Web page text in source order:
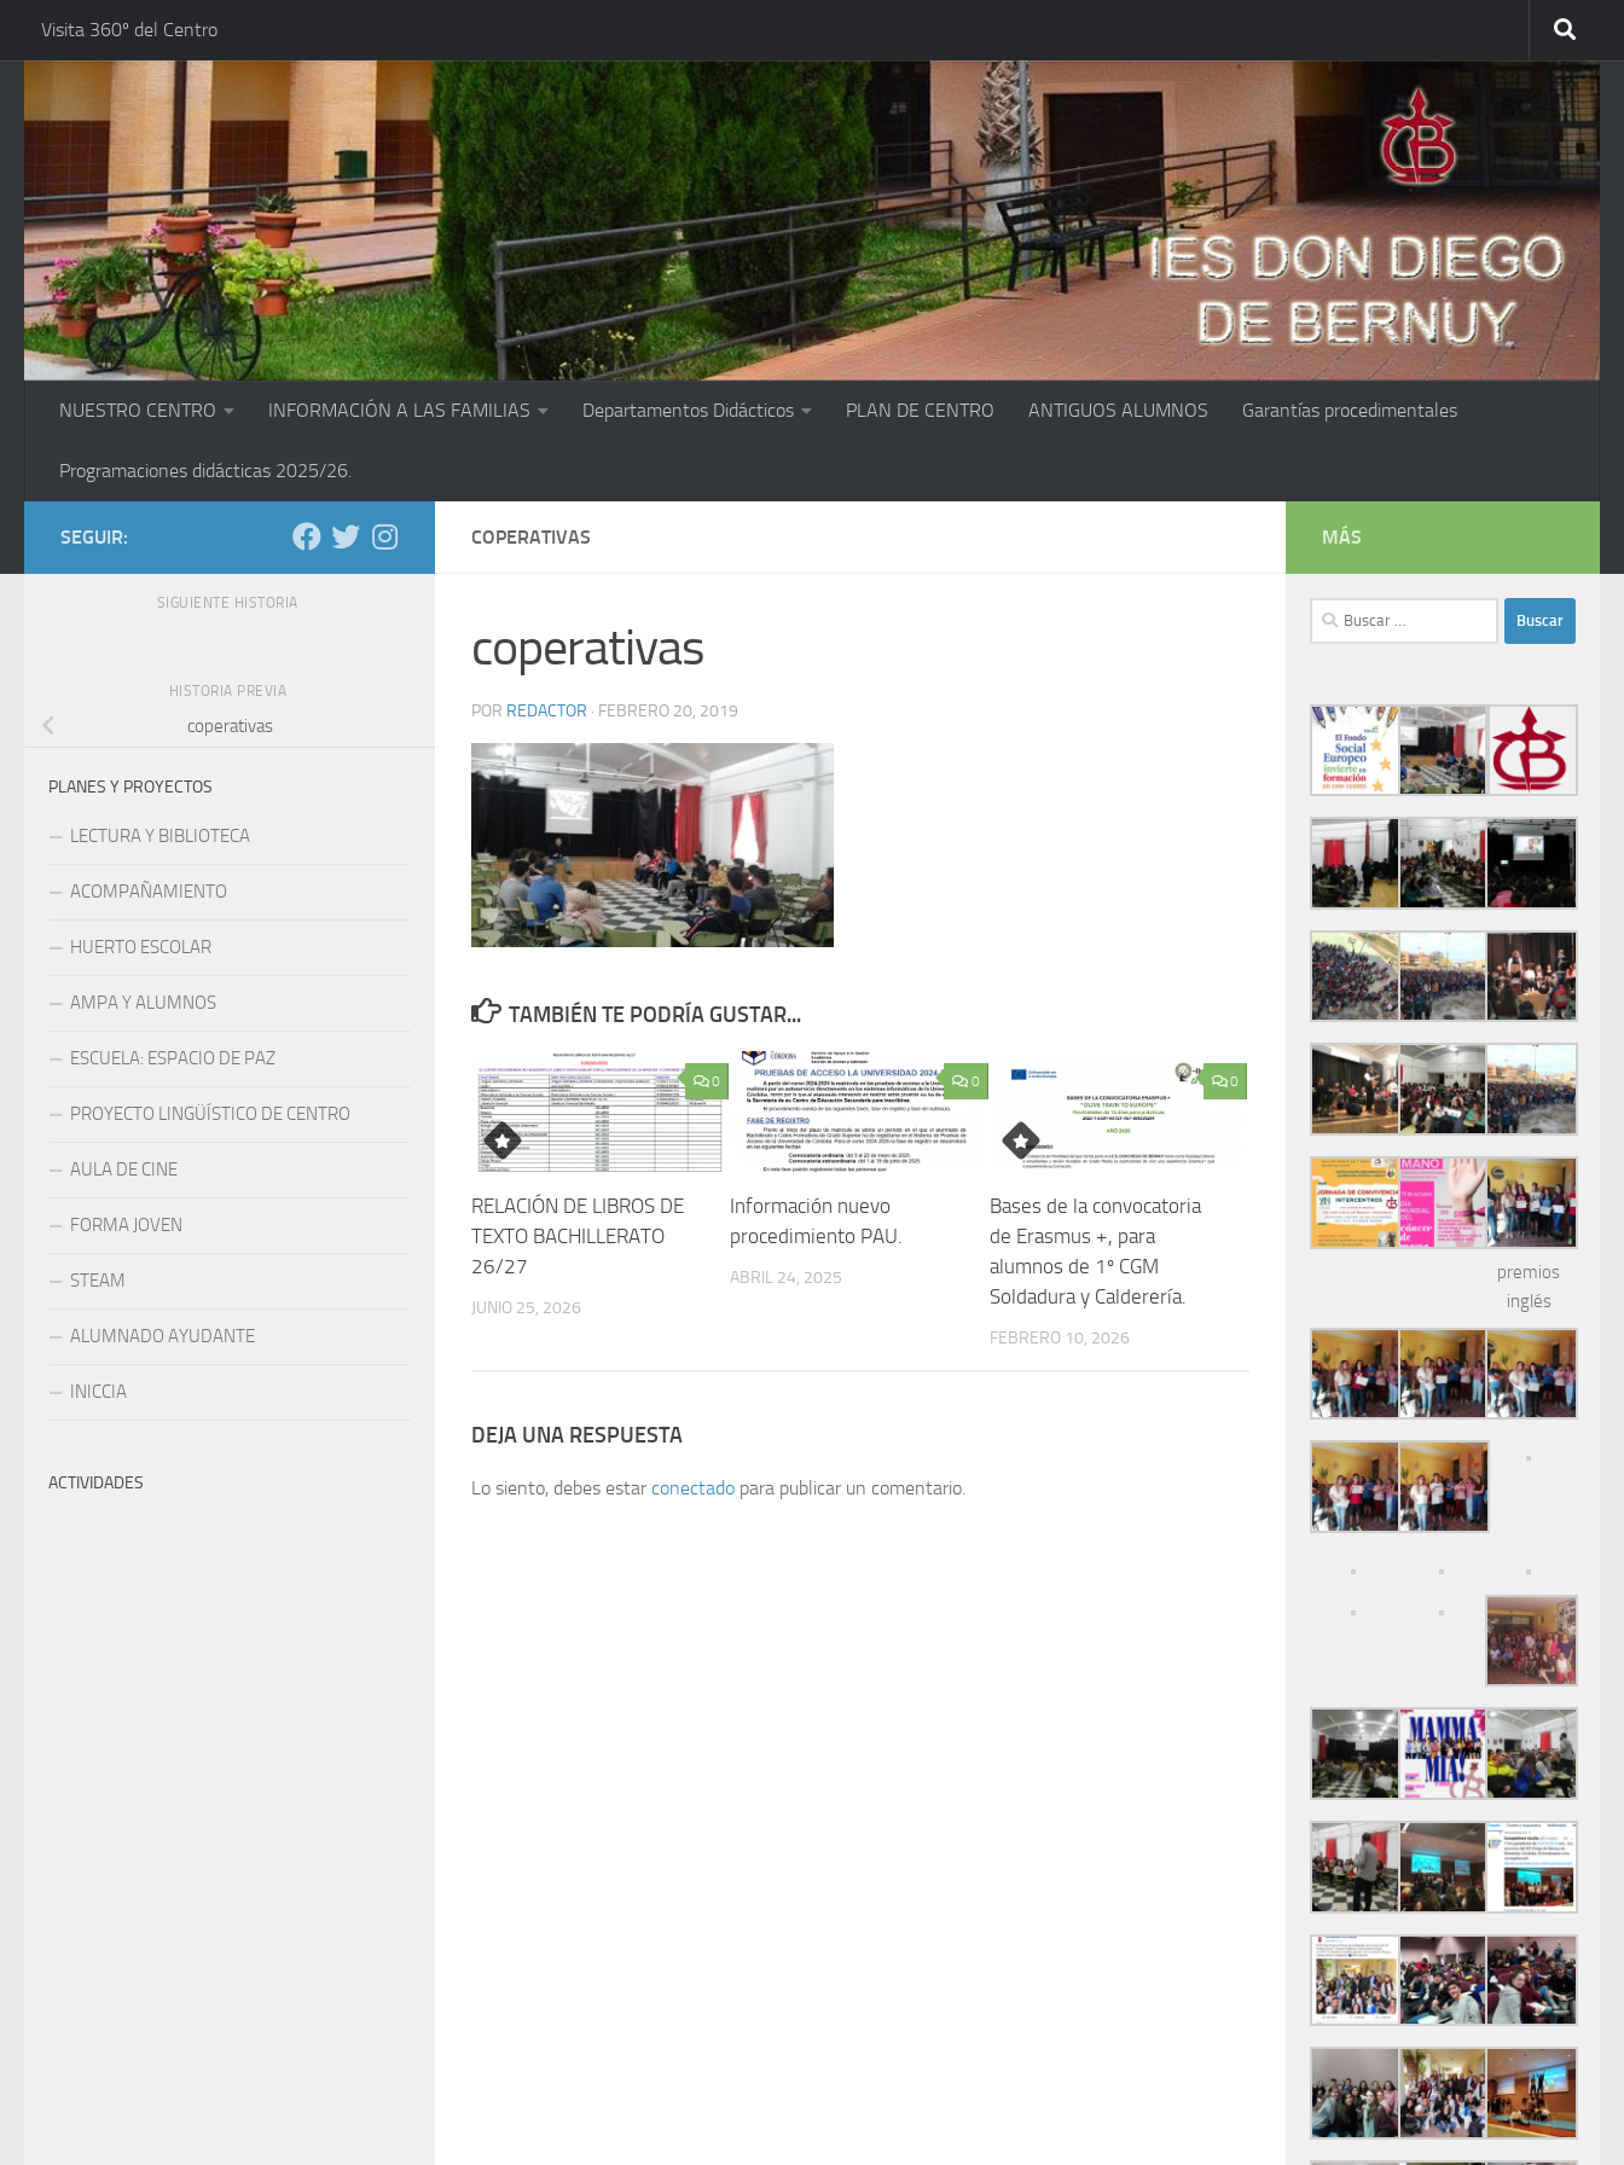
Saltar al contenido
Visita 360º del Centro
NUESTRO CENTRO INFORMACIÓN A LAS FAMILIAS Departamentos Didácticos PLAN DE CENTRO ANTIGUOS ALUMNOS Garantías procedimentales
Programaciones didácticas 2025/26.
COPERATIVAS
coperativas
POR REDACTOR · FEBRERO 20, 2019
TAMBIÉN TE PODRÍA GUSTAR...
0
RELACIÓN DE LIBROS DE
TEXTO BACHILLERATO
26/27
JUNIO 25, 2026
0
Información nuevo
procedimiento PAU.
ABRIL 24, 2025
0
Bases de la convocatoria
de Erasmus +, para
alumnos de 1º CGM
Soldadura y Calderería.
FEBRERO 10, 2026
DEJA UNA RESPUESTA
Lo siento, debes estar conectado para publicar un comentario.
SEGUIR:
SIGUIENTE HISTORIA
HISTORIA PREVIA
coperativas
PLANES Y PROYECTOS
LECTURA Y BIBLIOTECA
ACOMPAÑAMIENTO
HUERTO ESCOLAR
AMPA Y ALUMNOS
ESCUELA: ESPACIO DE PAZ
PROYECTO LINGÜÍSTICO DE CENTRO
AULA DE CINE
FORMA JOVEN
STEAM
ALUMNADO AYUDANTE
INICCIA
ACTIVIDADES
MÁS
Buscar:
premios
inglés